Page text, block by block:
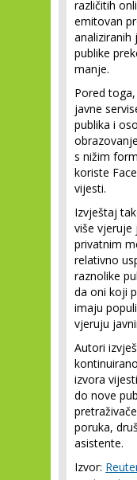
različitih
emitovan
analiziranih
publike
manje.
Pored
javne
publika i
s nižim
koriste
vijesti.
Izvještaj
više vjeruje
privatnim
relativno
raznolike
da oni koji
imaju
vjeruju
Autori
izvora
do nove
poruka,
asistente.
Izvor: